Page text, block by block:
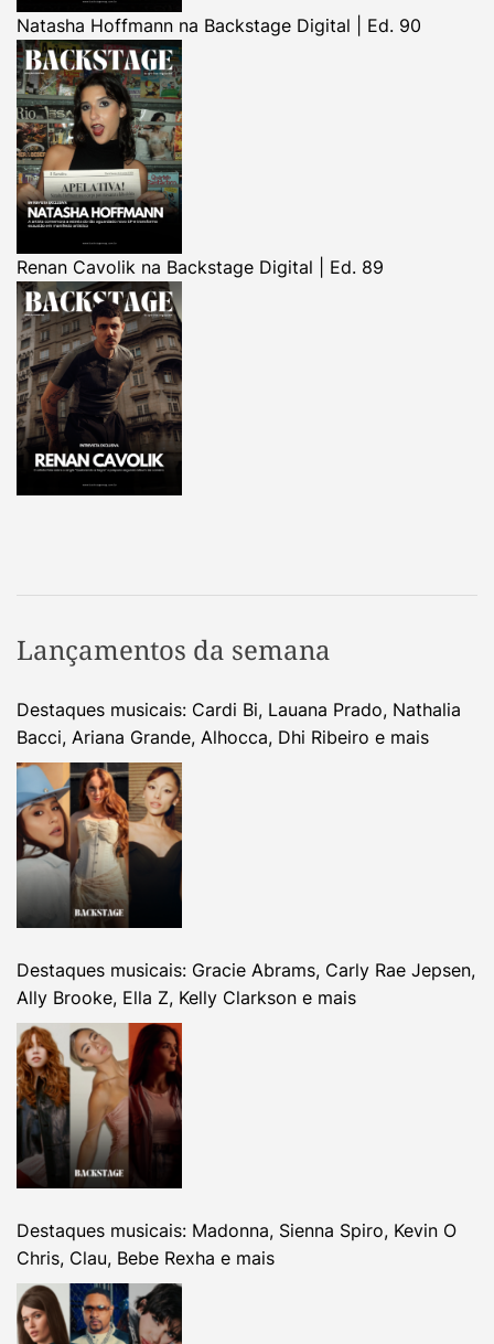
Natasha Hoffmann na Backstage Digital | Ed. 90
Renan Cavolik na Backstage Digital | Ed. 89
Lançamentos da semana
Destaques musicais: Cardi Bi, Lauana Prado, Nathalia
Bacci, Ariana Grande, Alhocca, Dhi Ribeiro e mais
Destaques musicais: Gracie Abrams, Carly Rae Jepsen,
Ally Brooke, Ella Z, Kelly Clarkson e mais
Destaques musicais: Madonna, Sienna Spiro, Kevin O
Chris, Clau, Bebe Rexha e mais